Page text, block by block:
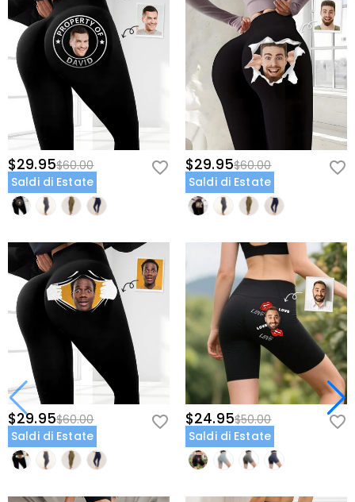
$29.95$60.00
Saldi di Estate
$29.95$60.00
Saldi di Estate
$29.95$60.00
Saldi di Estate
$24.95$50.00
Saldi di Estate